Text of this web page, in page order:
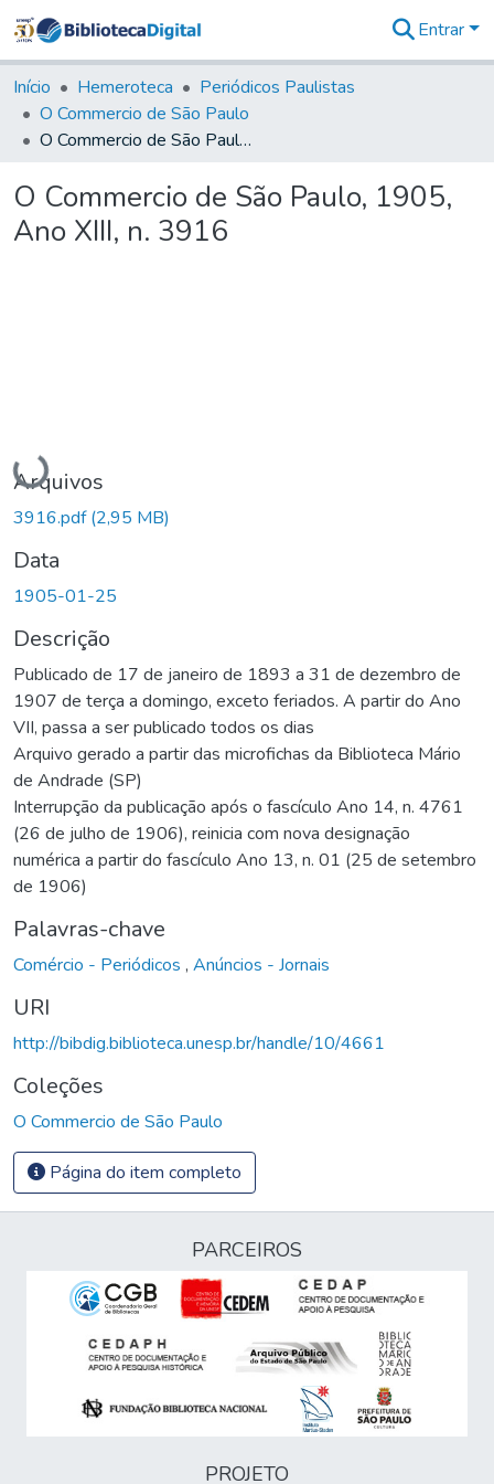
&
Coleções
Tudo na
Biblioteca
Estatísticas
Entrar
Início Hemeroteca
Periódicos Paulistas
O Commercio de São Paulo
O Commercio de São Paulo, 1905, Ano XIII, n. 3916
O Commercio de São Paulo, 1905,
Ano XIII, n. 3916
Carregando...
Arquivos
3916.pdf(2,95 MB)
Data
1905-01-25
Descrição
Publicado de 17 de janeiro de 1893 a 31 de dezembro de
1907 de terça a domingo, exceto feriados. A partir do Ano
VII, passa a ser publicado todos os dias
Arquivo gerado a partir das microfichas da Biblioteca Mário
de Andrade (SP)
Interrupção da publicação após o fascículo Ano 14, n. 4761
(26 de julho de 1906), reinicia com nova designação
numérica a partir do fascículo Ano 13, n. 01 (25 de setembro
de 1906)
Palavras-chave
Comércio - Periódicos , Anúncios - Jornais
URI
http://bibdig.biblioteca.unesp.br/handle/10/4661
Coleções
O Commercio de São Paulo
Página do item completo
PARCEIROS
PROJETO